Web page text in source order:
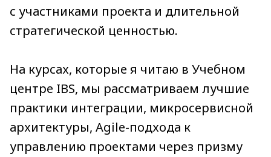
с участниками проекта и длительной
стратегической ценностью.
На курсах, которые я читаю в Учебном
центре IBS, мы рассматриваем лучшие
практики интеграции, микросервисной
архитектуры, Agile-подхода к
управлению проектами через призму